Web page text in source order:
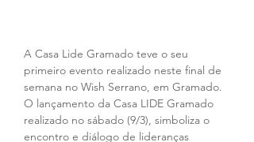
A Casa Lide Gramado teve o seu
primeiro evento realizado neste final de
semana no Wish Serrano, em Gramado.
O lançamento da Casa LIDE Gramado
realizado no sábado (9/3), simboliza o
encontro e diálogo de lideranças